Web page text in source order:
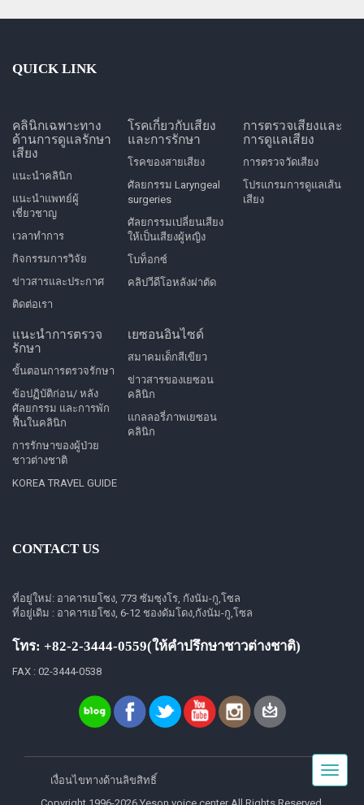
QUICK LINK
คลินิกเฉพาะทาง
ด้านการดูแลรักษา
เสียง
แนะนำคลินิก
แนะนำแพทย์ผู้
เชี่ยวชาญ
เวลาทำการ
กิจกรรมการวิจัย
ข่าวสารและประกาศ
ติดต่อเรา
โรคเกี่ยวกับเสียง
และการรักษา
โรคของสายเสียง
ศัลยกรรม Laryngeal
surgeries
ศัลยกรรมเปลี่ยนเสียง
ให้เป็นเสียงผู้หญิง
โบท็อกซ์
คลิปวีดีโอหลังผ่าตัด
การตรวจเสียงและ
การดูแลเสียง
การตรวจวัดเสียง
โปรแกรมการดูแลเส้น
เสียง
แนะนำการตรวจ
รักษา
ขั้นตอนการตรวจรักษา
ข้อปฏิบัติก่อน/ หลัง
ศัลยกรรม และการพัก
ฟื้นในคลินิก
การรักษาของผู้ป่วย
ชาวต่างชาติ
KOREA TRAVEL GUIDE
เยซอนอินไซด์
สมาคมเด็กสีเขียว
ข่าวสารของเยซอน
คลินิก
แกลลอรี่ภาพเยซอน
คลินิก
CONTACT US
ที่อยู่ใหม่: อาคารเยโซง, 773 ซัมซุงโร, กังนัม-กู,โซล
ที่อยู่เดิม : อาคารเยโซง, 6-12 ชองดัมโดง,กังนัม-กู,โซล
โทร: +82-2-3444-0559(ให้คำปรึกษาชาวต่างชาติ)
FAX : 02-3444-0538
เงื่อนไขทางด้านลิขสิทธิ์
Toggle